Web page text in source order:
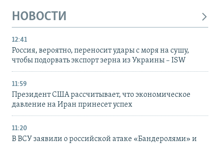
НОВОСТИ
12:41
Россия, вероятно, переносит удары с моря на сушу,
чтобы подорвать экспорт зерна из Украины – ISW
11:59
Президент США рассчитывает, что экономическое
давление на Иран принесет успех
11:20
В ВСУ заявили о российской атаке «Бандеролями» и